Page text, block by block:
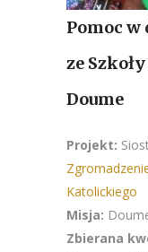
Pomoc
ze
Doume
Projekt:
Katolickiego
Misja:
Zbierana